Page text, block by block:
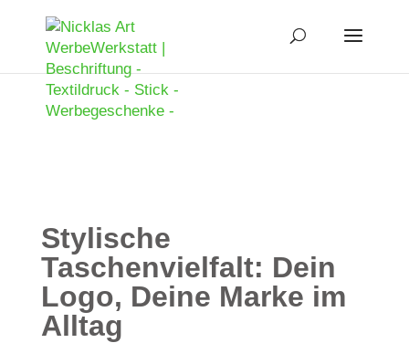
Stylische
Taschenvielfalt: Dein
Logo, Deine Marke im
Alltag